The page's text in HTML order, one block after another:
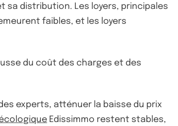
sa distribution. Les loyers, principales
faibles, et les loyers
du coût des charges et des
experts, atténuer la baisse du prix
écologique Edissimmo restent stables,